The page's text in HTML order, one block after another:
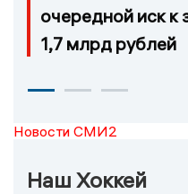
очередной иск к
1,7 млрд рублей
Новости СМИ2
Наш Хоккей